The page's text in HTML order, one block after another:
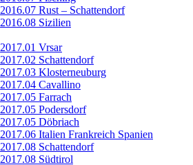
2016.07 Rust – Schattendorf
2016.08 Sizilien
2017.01 Vrsar
2017.02 Schattendorf
2017.03 Klosterneuburg
2017.04 Cavallino
2017.05 Farrach
2017.05 Podersdorf
2017.05 Döbriach
2017.06 Italien Frankreich Spanien
2017.08 Schattendorf
2017.08 Südtirol